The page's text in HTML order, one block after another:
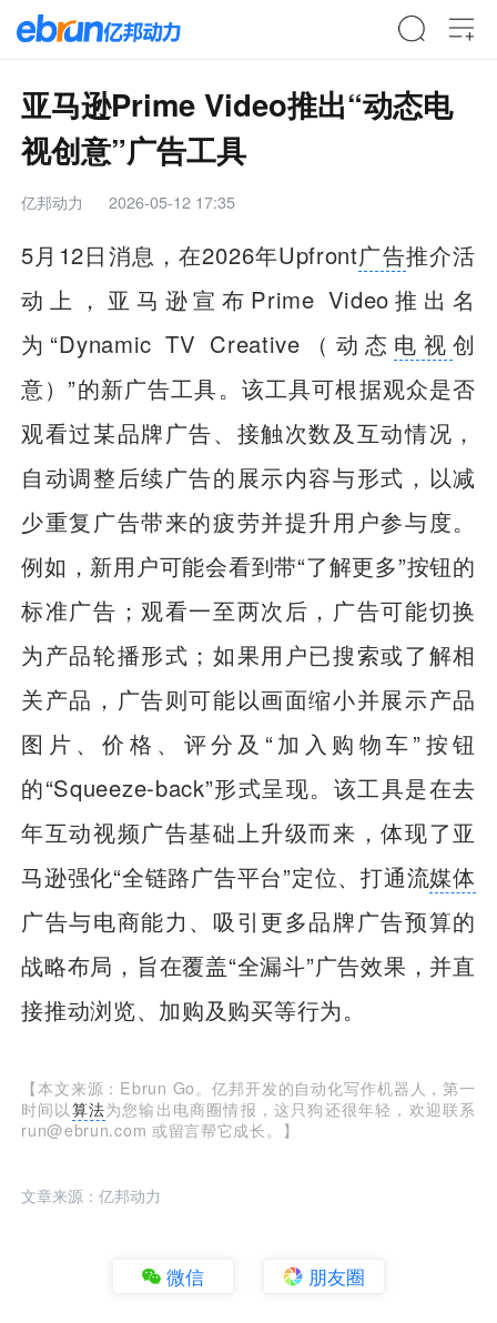
亚马逊Prime Video推出“动态电
视创意”广告工具
亿邦动力 2026-05-12 17:35
5月12日消息，在2026年Upfront广告推介活
动上，亚马逊宣布Prime Video推出名
为“Dynamic TV Creative（动态 电视创
意）”的新广告工具。该工具可根据观众是否
观看过某品牌广告、接触次数及互动情况，
自动调整后续广告的展示内容与形式，以减
少重复广告带来的疲劳并提升用户参与度。
例如，新用户可能会看到带“了解更多”按钮的
标准广告；观看一至两次后，广告可能切换
为产品轮播形式；如果用户已搜索或了解相
关产品，广告则可能以画面缩小并展示产品
图片、价格、评分及“加入购物车”按钮
的“Squeeze-back”形式呈现。该工具是在去
年互动视频广告基础上升级而来，体现了亚
马逊强化“全链路广告平台”定位、打通流媒体
广告与电商能力、吸引更多品牌广告预算的
战略布局，旨在覆盖“全漏斗”广告效果，并直
接推动浏览、加购及购买等行为。
【本文来源：Ebrun Go。亿邦开发的自动化写作机器人，第一
时间以 算法为您输出电商圈情报，这只狗还很年轻，欢迎联系
run@ebrun.com 或留言帮它成长。】
文章来源：亿邦动力
微信 朋友圈